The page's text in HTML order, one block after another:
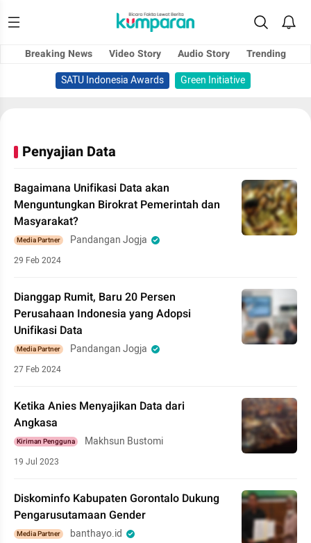
Breaking News Video Story Audio Story
Trending
SATU Indonesia Awards
Green Initiative
Penyajian Data
Bagaimana Unifikasi Data akan
Menguntungkan Birokrat Pemerintah dan
Masyarakat?
Media Partner Pandangan Jogja
29 Feb 2024
Dianggap Rumit, Baru 20 Persen
Perusahaan Indonesia yang Adopsi
Unifikasi Data
Media Partner Pandangan Jogja
27 Feb 2024
Ketika Anies Menyajikan Data dari
Angkasa
Kiriman Pengguna Makhsun Bustomi
19 Jul 2023
Diskominfo Kabupaten Gorontalo Dukung
Pengarusutamaan Gender
Media Partner banthayo.id